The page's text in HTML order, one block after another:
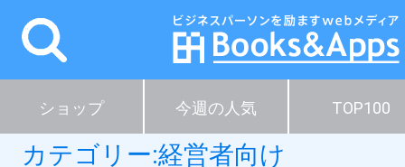
ショップ 今週の人気 TOP100
カテゴリー:経営者向け